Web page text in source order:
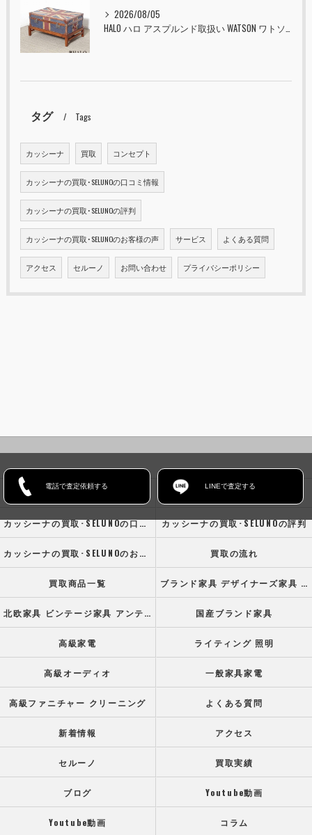
2026/08/05
タグ Tags
カッシーナ 買取 コンセプト
カッシーナの買取･SELUNOの口コミ情報
カッシーナの買取･SELUNOの評判
カッシーナの買取･SELUNOのお客様の声 サービス よくある質問
アクセス セルーノ お問い合わせ プライバシーポリシー
電話で査定依頼する LINEで査定する
ホーム コンセプト
カッシーナの買取･SELUNOの口コミ情報 カッシーナの買取･SELUNOの評判
カッシーナの買取･SELUNOのお客様の声 買取の流れ
買取商品一覧 ブランド家具 デザイナーズ家具 高級オフィス家具
北欧家具 ビンテージ家具 アンティーク家具 国産ブランド家具
高級家電 ライティング 照明
高級オーディオ 一般家具家電
高級ファニチャー クリーニング よくある質問
新着情報 アクセス
セルーノ 買取実績
ブログ Youtube動画
Youtube動画 コラム